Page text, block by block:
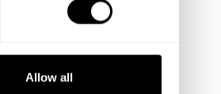
Allow all